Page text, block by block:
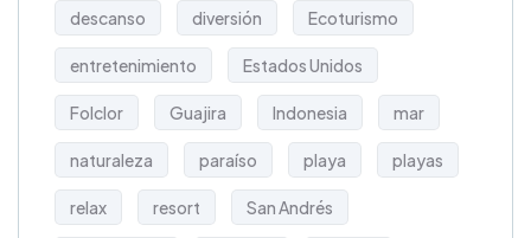
descanso diversión Ecoturismo
entretenimiento Estados Unidos
Folclor Guajira Indonesia mar
naturaleza paraíso playa playas
relax resort San Andrés